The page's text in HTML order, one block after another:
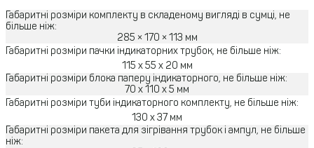
Габаритні розміри комплекту в складеному вигляді в сумці, не
більше ніж:
285 × 170 × 113 мм
Габаритні розміри пачки індикаторних трубок, не більше ніж:
115 х 55 х 20 мм
Габаритні розміри блока паперу індикаторного, не більше ніж:
70 х 110 х 5 мм
Габаритні розміри туби індикаторного комплекту, не більше ніж:
130 х 37 мм
Габаритні розміри пакета для зігрівання трубок і ампул, не більше
ніж: